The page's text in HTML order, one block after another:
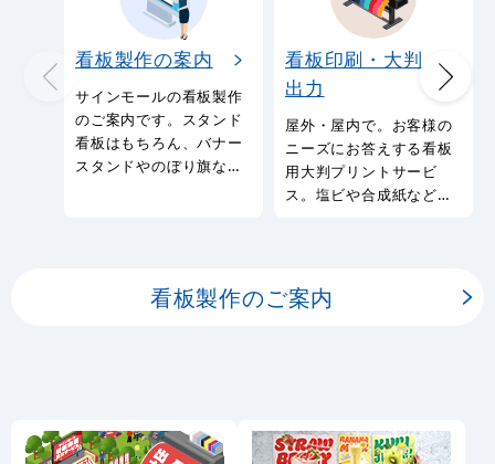
看板製作の案内
サインモールの看板製作
のご案内です。スタンド
看板はもちろん、バナー
スタンドやのぼり旗など
看板印刷・大判
出力
屋外・屋内で。お客様の
ニーズにお答えする看板
用大判プリントサービ
ス。塩ビや合成紙など看
看板製作のご案内